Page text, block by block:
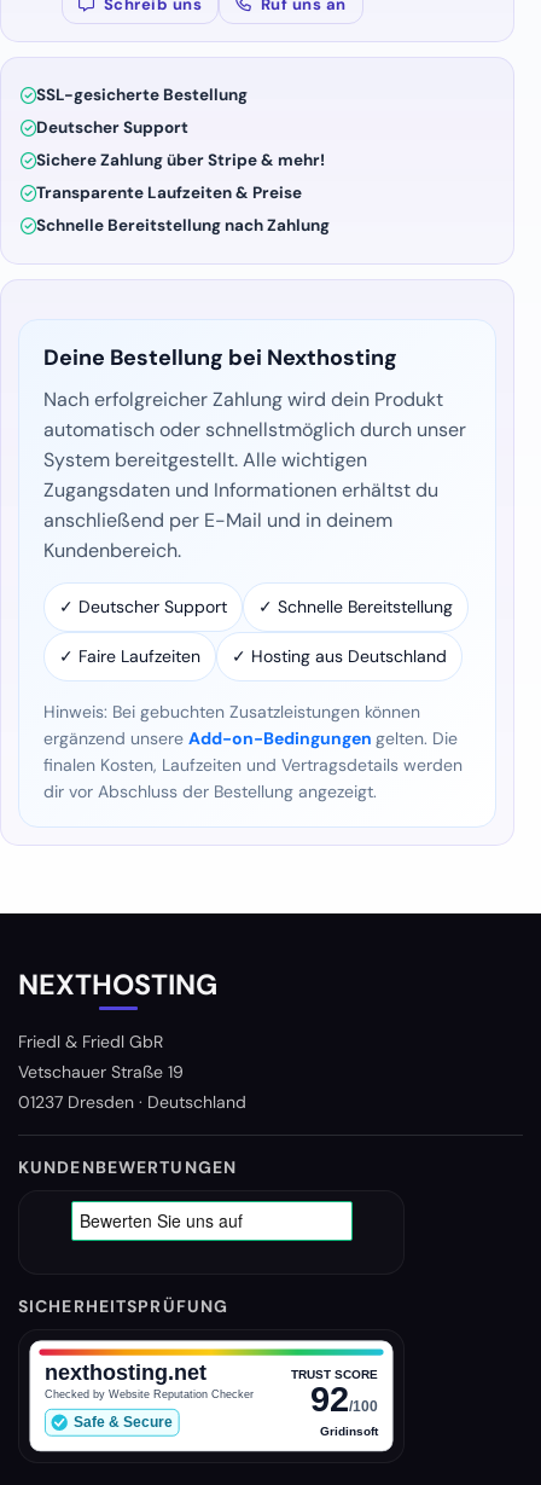
Schreib uns Ruf uns an
SSL-gesicherte Bestellung
Deutscher Support
Sichere Zahlung über Stripe & mehr!
Transparente Laufzeiten & Preise
Schnelle Bereitstellung nach Zahlung
Deine Bestellung bei Nexthosting
Nach erfolgreicher Zahlung wird dein Produkt
automatisch oder schnellstmöglich durch unser
System bereitgestellt. Alle wichtigen
Zugangsdaten und Informationen erhältst du
anschließend per E-Mail und in deinem
Kundenbereich.
✓ Deutscher Support ✓ Schnelle Bereitstellung
✓ Faire Laufzeiten ✓ Hosting aus Deutschland
Hinweis: Bei gebuchten Zusatzleistungen können
ergänzend unsere Add-on-Bedingungen gelten. Die
finalen Kosten, Laufzeiten und Vertragsdetails werden
dir vor Abschluss der Bestellung angezeigt.
NEXTHOSTING
Friedl & Friedl GbR
Vetschauer Straße 19
01237 Dresden · Deutschland
KUNDENBEWERTUNGEN
SICHERHEITSPRÜFUNG